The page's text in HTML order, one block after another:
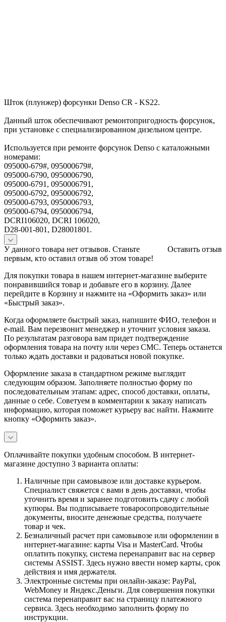
Шток (плунжер) форсунки Denso CR - KS22.
Данный шток обеспечивают ремонтопригодность форсунок,
при установке с специализированном дизельном центре.
Используется при ремонте форсунок Denso с каталожными
номерами:
095000-679#, 095000679#,
095000-6790, 0950006790,
095000-6791, 0950006791,
095000-6792, 0950006792,
095000-6793, 0950006793,
095000-6794, 0950006794,
DCRI106020, DCRI 106020,
D28-001-801, D28001801.
Оставить отзыв
У данного товара нет отзывов. Станьте
первым, кто оставил отзыв об этом товаре!
Для покупки товара в нашем интернет-магазине выберите
понравившийся товар и добавьте его в корзину. Далее
перейдите в Корзину и нажмите на «Оформить заказ» или
«Быстрый заказ».
Когда оформляете быстрый заказ, напишите ФИО, телефон и
e-mail. Вам перезвонит менеджер и уточнит условия заказа.
По результатам разговора вам придет подтверждение
оформления товара на почту или через СМС. Теперь останется
только ждать доставки и радоваться новой покупке.
Оформление заказа в стандартном режиме выглядит
следующим образом. Заполняете полностью форму по
последовательным этапам: адрес, способ доставки, оплаты,
данные о себе. Советуем в комментарии к заказу написать
информацию, которая поможет курьеру вас найти. Нажмите
кнопку «Оформить заказ».
Оплачивайте покупки удобным способом. В интернет-
магазине доступно 3 варианта оплаты:
Наличные при самовывозе или доставке курьером.
Специалист свяжется с вами в день доставки, чтобы
уточнить время и заранее подготовить сдачу с любой
купюры. Вы подписываете товаросопроводительные
документы, вносите денежные средства, получаете
товар и чек.
Безналичный расчет при самовывозе или оформлении в
интернет-магазине: карты Visa и MasterCard. Чтобы
оплатить покупку, система перенаправит вас на сервер
системы ASSIST. Здесь нужно ввести номер карты, срок
действия и имя держателя.
Электронные системы при онлайн-заказе: PayPal,
WebMoney и Яндекс.Деньги. Для совершения покупки
система перенаправит вас на страницу платежного
сервиса. Здесь необходимо заполнить форму по
инструкции.